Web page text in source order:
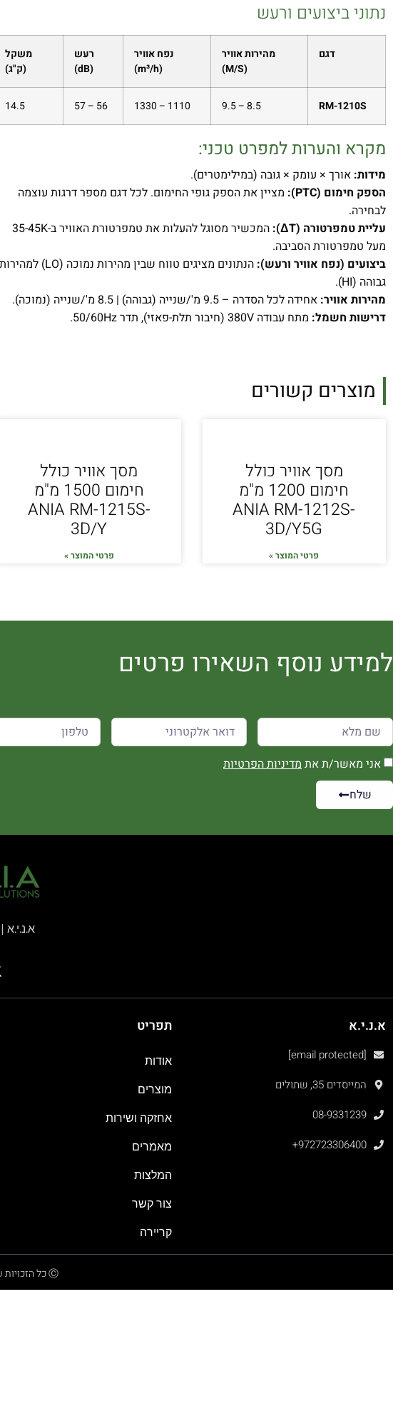
נתוני ביצועים ורעש
דגם
מהירות אוויר
(M/S)
נפח אוויר
(m³/h)
רעש
(dB)
משקל
(ק"ג)
RM-1210S
8.5 – 9.5
1110 – 1330
56 – 57
14.5
מקרא והערות למפרט טכני:
מידות: אורך × עומק × גובה (במילימטרים).
הספק חימום (PTC):
מציין את הספק גופי החימום. לכל דגם מספר דרגות עוצמה
לבחירה.
עליית טמפרטורה (ΔT):
המכשיר מסוגל להעלות את טמפרטורת האוויר ב-35-45K
מעל טמפרטורת הסביבה.
ביצועים (נפח אוויר ורעש):
הנתונים מציגים טווח שבין מהירות נמוכה (LO) למהירות
גבוהה (HI).
מהירות אוויר: אחידה לכל הסדרה – 9.5 מ'/שנייה (גבוהה) | 8.5 מ'/שנייה (נמוכה).
דרישות חשמל: מתח עבודה 380V (חיבור תלת-פאזי), תדר 50/60Hz.
מוצרים קשורים
מסך אוויר כולל
חימום 1200 מ"מ
ANIA RM-1212S-
3D/Y5G
פרטי המוצר »
מסך אוויר כולל
חימום 1500 מ"מ
ANIA RM-1215S-
3D/Y
פרטי המוצר »
למידע נוסף השאירו פרטים
אני מאשר/ת את מדיניות הפרטיות
שלח
א.נ.י.א
א.נ.י.א
[email protected]
המייסדים 35, שתולים
08-9331239
+972723306400
תפריט
אודות
מוצרים
אחזקה ושירות
מאמרים
המלצות
צור קשר
קריירה
Ⓒ כל הזכויות שמורות ל-א.נ.י.א פתרונות אנרגיה